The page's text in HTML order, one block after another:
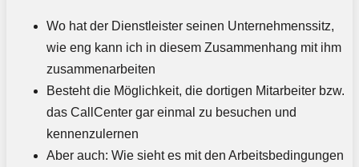
Wo hat der Dienstleister seinen Unternehmenssitz,
wie eng kann ich in diesem Zusammenhang mit ihm
zusammenarbeiten
Besteht die Möglichkeit, die dortigen Mitarbeiter bzw.
das CallCenter gar einmal zu besuchen und
kennenzulernen
Aber auch: Wie sieht es mit den Arbeitsbedingungen